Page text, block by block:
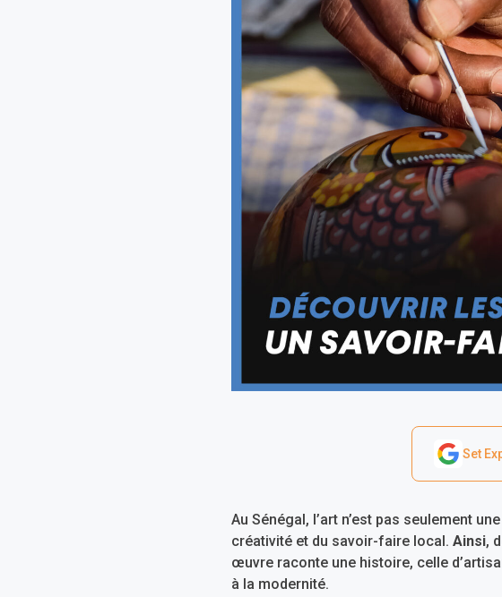
Set
Au Sénégal, l’art n’est pas seulement
créativité et du savoir-faire local. Ainsi,
œuvre raconte une histoire, celle
à la modernité.